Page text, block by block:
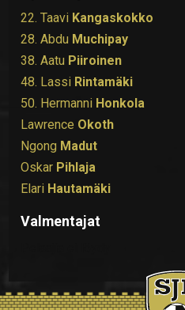
22. Taavi Kangaskokko
28. Abdu Muchipay
38. Aatu Piiroinen
48. Lassi Rintamäki
50. Hermanni Honkola
Lawrence Okoth
Ngong Madut
Oskar Pihlaja
Elari Hautamäki
Valmentajat